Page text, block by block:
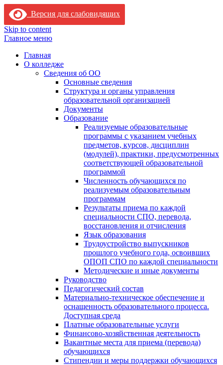
Версия для слабовидящих
Skip to content
Главное меню
Главная
О колледже
Сведения об ОО
Основные сведения
Структура и органы управления
образовательной организацией
Документы
Образование
Реализуемые образовательные
программы с указанием учебных
предметов, курсов, дисциплин
(модулей), практики, предусмотренных
соответствующей образовательной
программой
Численность обучающихся по
реализуемым образовательным
программам
Результаты приема по каждой
специальности СПО, перевода,
восстановления и отчисления
Язык образования
Трудоустройство выпускников
прошлого учебного года, освоивших
ОПОП СПО по каждой специальности
Методические и иные документы
Руководство
Педагогический состав
Материально-техническое обеспечение и
оснащенность образовательного процесса.
Доступная среда
Платные образовательные услуги
Финансово-хозяйственная деятельность
Вакантные места для приема (перевода)
обучающихся
Стипендии и меры поддержки обучающихся